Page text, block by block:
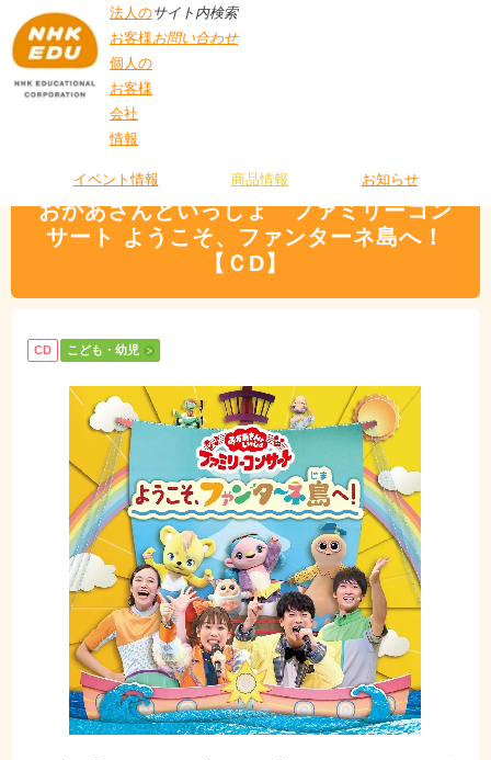
法人の
お客様
個人の
お客様
会社
情報
サイト内検索
お問い合わせ
イベント情報 商品情報 お知らせ
ようこそ、ファンターネ島へ！【ＣD】
おかあさんといっしょ ファミリーコン
サート ようこそ、ファンターネ島へ！
【ＣD】
CD こども・幼児